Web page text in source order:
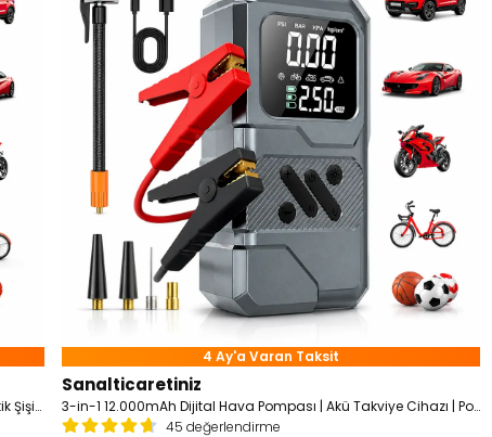
5 in 16.000mAh Akü Takviyeli, Powerbankli, Reflektörlü, Lastik Şişirme Cihazı
4 Ay'a Varan Taksit
Sanalticaretiniz
3-in-1 12.000mAh Dijital Hava Pompası | Akü Takviye Cihazı | Powerbank | LCD Gösterge | 12V Şarjlı Kompresör
45 değerlendirme